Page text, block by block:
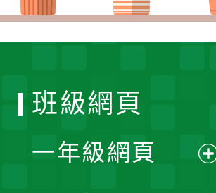
班級網頁
一年級網頁